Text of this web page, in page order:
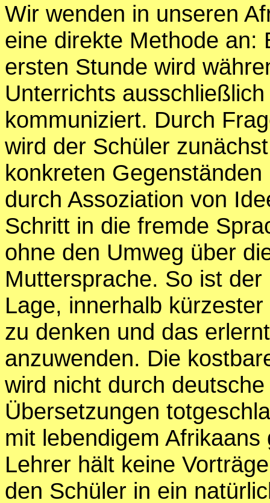
Wir wenden in unseren
eine direkte Methode an:
ersten Stunde wird
Unterrichts
kommuniziert. Durch
wird der Schüler
konkreten
durch Assoziation von
Schritt in die fremde
ohne den Umweg über
Muttersprache. So ist
Lage, innerhalb
zu denken und das
anzuwenden. Die
wird nicht durch
Übersetzungen
mit lebendigem Afrikaans
Lehrer hält keine
den Schüler in ein